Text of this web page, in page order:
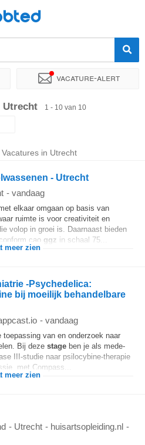
Vacature-alert
Bedrijf Soort dienstverband
Utrecht 1 - 10 van 10
in Utrecht
- Utrecht
- vandaag
elkaar omgaan op basis van
ruimte is voor creativiteit en
volop in groei is. Daarnaast bieden
cao ggz in schaal 75...
meer zien
-Psychedelica:
bij moeilijk behandelbare
- vandaag
van en onderzoek naar
Bij deze stage ben je als mede-
III-studie naar psilocybine-therapie
met Compass...
meer zien
- Utrecht - huisartsopleiding.nl -